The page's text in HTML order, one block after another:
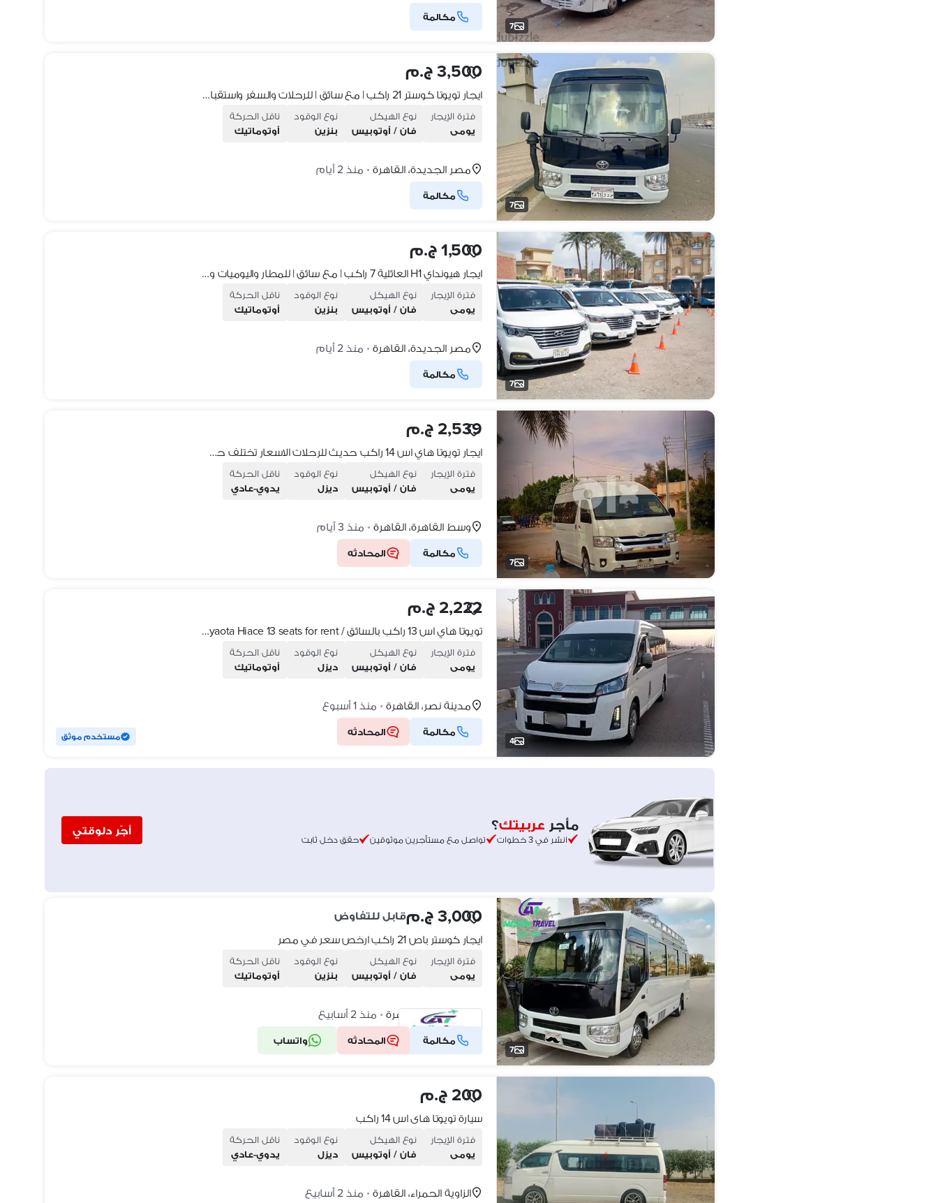
7
مكالمة
7
3,500 ج.م
ايجار تويوتا كوستر 21 راكب | مع سائق | للرحلات والسفر واستقبال المطار
فترة الإيجار
يومى
نوع الهيكل
فان / أوتوبيس
نوع الوقود
بنزين
ناقل الحركة
أوتوماتيك
مصر الجديدة، القاهرة • منذ 2 أيام
مكالمة
7
1,500 ج.م
ايجار هيونداي H1 العائلية 7 راكب | مع سائق | للمطار واليوميات والرحلات
فترة الإيجار
يومى
نوع الهيكل
فان / أوتوبيس
نوع الوقود
بنزين
ناقل الحركة
أوتوماتيك
مصر الجديدة، القاهرة • منذ 2 أيام
مكالمة
7
2,539 ج.م
ايجار تويوتا هاي اس 14 راكب حديث للرحلات الاسعار تختلف حسب الاماكن
فترة الإيجار
يومى
نوع الهيكل
فان / أوتوبيس
نوع الوقود
ديزل
ناقل الحركة
يدوي-عادي
وسط القاهرة، القاهرة • منذ 3 أيام
مكالمة المحادثه
4
2,222 ج.م
تويوتا هاي اس 13 راكب بالسائق / Toyaota Hiace 13 seats for rent
فترة الإيجار
يومى
نوع الهيكل
فان / أوتوبيس
نوع الوقود
ديزل
ناقل الحركة
أوتوماتيك
مدينة نصر، القاهرة • منذ 1 أسبوع
مكالمة المحادثه مستخدم موثق
مأجر عربيتك؟
انشر في 3 خطوات تواصل مع مستأجرين موثوقين حقق دخل ثابت
أجّر دلوقتي
7
3,000 ج.م قابل للتفاوض
ايجار كوستر باص 21 راكب ارخص سعر في مصر
فترة الإيجار
يومى
نوع الهيكل
فان / أوتوبيس
نوع الوقود
بنزين
ناقل الحركة
أوتوماتيك
مدينة نصر، القاهرة • منذ 2 أسابيع
مكالمة المحادثه واتساب شركة موثقة
200 ج.م
سيارة تويوتا هاى اس 14 راكب
فترة الإيجار
يومى
نوع الهيكل
فان / أوتوبيس
نوع الوقود
ديزل
ناقل الحركة
يدوي-عادي
الزاوية الحمراء، القاهرة • منذ 2 أسابيع